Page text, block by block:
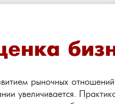
рыночных
увеличивается.